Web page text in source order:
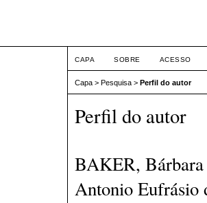
CAPA SOBRE ACESSO
Capa > Pesquisa > Perfil do autor
Perfil do autor
BAKER,
Antonio Eufrásio